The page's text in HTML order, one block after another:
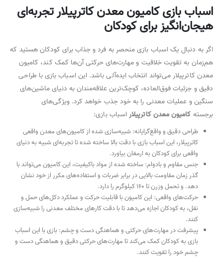
اسباب بازی کامیون معدن کاترپیلار تجربه‌ای
هیجان‌انگیز برای کودکان
اگر به دنبال یک اسباب بازی منحصر به فرد و جذاب برای کودکان هستید که
هم‌زمان به تقویت خلاقیت و مهارت‌های حرکتی آن‌ها کمک کند، کامیون
معدن کاترپیلار می‌تواند انتخاب ایده‌آلی باشد. این اسباب بازی با طراحی
دقیق و جزئیات فوق‌العاده، کوچک‌ترین علاقه‌مندان به دنیای ماشین‌های
سنگین و عملیات معدنی را به خود جذب خواهد کرد. ویژگی‌های
برجسته کامیون معدن کاترپیلاراسباب بازی:
طراحی دقیق و واقع‌گرایانه: شبیه‌سازی شده از کامیون‌های معدن واقعی
کاترپیلار، این اسباب بازی با دقت بالا ساخته شده تا تجربه‌ای شبیه به دنیای
واقعی برای کودکان به ارمغان بیاورد.
جنس مقاوم و بادوام: ساخته شده از مواد باکیفیت، این کامیون می‌تواند با
گذر زمان مقاومت بالایی در برابر ضربات و استفاده‌های مکرر از خود نشان
دهد. و تحمل وزرن تا ۱۶۰ کیلوگرم را دارد.
حرکت‌های واقعی: این کامیون با قابلیت حرکت و عملکرد دکل‌های حمل و
نقل، به کودکان اجازه می‌دهد تا با دقت کارهای مختلف معدنی را شبیه‌سازی
کنند.
پیشرفت در مهارت‌های حرکتی و هماهنگی دست و چشم: بازی با این اسباب
بازی به کودکان کمک می‌کند تا مهارت‌های حرکتی دقیق و هماهنگی دست و
چشم خود را تقویت کنند.